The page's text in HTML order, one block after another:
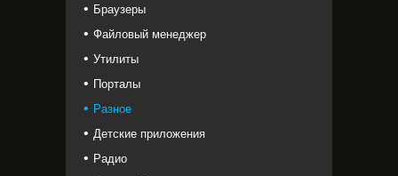
Браузеры
Файловый менеджер
Утилиты
Порталы
Разное
Детские приложения
Радио